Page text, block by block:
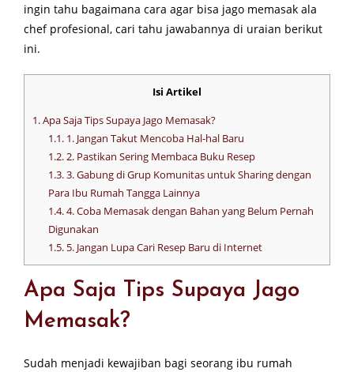
ingin tahu bagaimana cara agar bisa jago memasak ala
chef profesional, cari tahu jawabannya di uraian berikut
ini.
Isi Artikel
1.Apa Saja Tips Supaya Jago Memasak?
1.1.1. Jangan Takut Mencoba Hal-hal Baru
1.2.2. Pastikan Sering Membaca Buku Resep
1.3.3. Gabung di Grup Komunitas untuk Sharing dengan
Para Ibu Rumah Tangga Lainnya
1.4.4. Coba Memasak dengan Bahan yang Belum Pernah
Digunakan
1.5.5. Jangan Lupa Cari Resep Baru di Internet
Apa Saja Tips Supaya Jago
Memasak?
Sudah menjadi kewajiban bagi seorang ibu rumah